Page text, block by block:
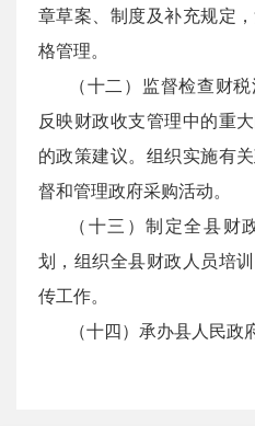
章草案、制度及补充规定
格管理。
（十二）监督检查财
反映财政收支管理中的重
的政策建议。组织实施有
督和管理政府采购活动。
（十三）制定全县财
划，组织全县财政人员培
传工作。
（十四）承办县人民政